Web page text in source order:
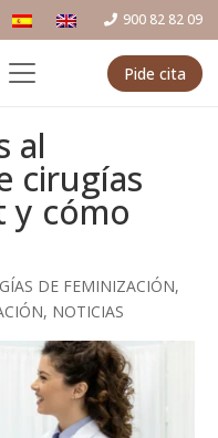
900 82 82 09
Pide cita
al
cirugías
y cómo
DE FEMINIZACIÓN,
, NOTICIAS